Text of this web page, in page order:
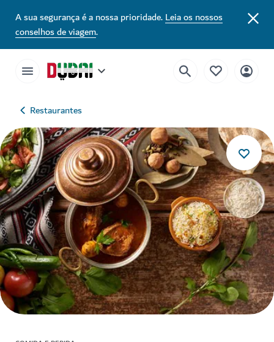
A sua segurança é a nossa prioridade.Leia os nossos
conselhos de viagem.
Restaurantes